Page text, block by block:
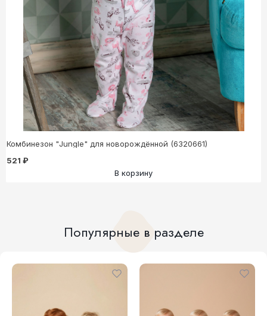
Комбинезон "Jungle" для новорождённой (6320661)
521 ₽
В корзину
Популярные в разделе